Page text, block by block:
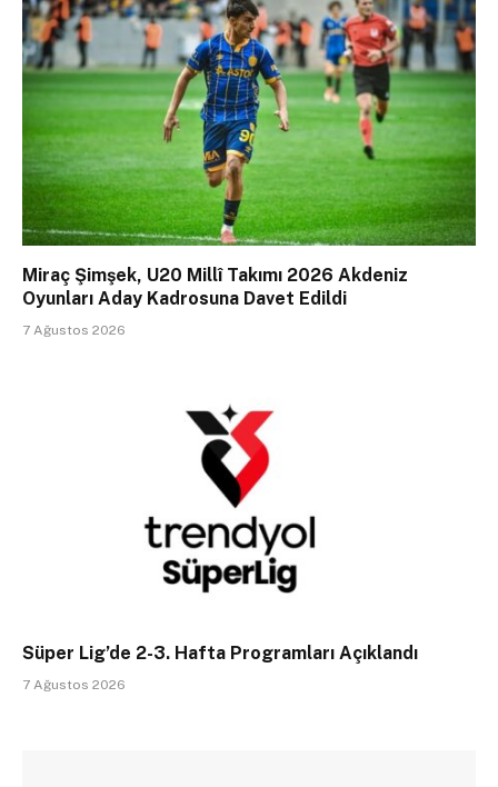
Miraç Şimşek, U20 Millî Takımı 2026 Akdeniz
Oyunları Aday Kadrosuna Davet Edildi
7 Ağustos 2026
Süper Lig’de 2-3. Hafta Programları Açıklandı
7 Ağustos 2026